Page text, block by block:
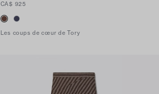
CA$ 925
Les coups de cœur de Tory